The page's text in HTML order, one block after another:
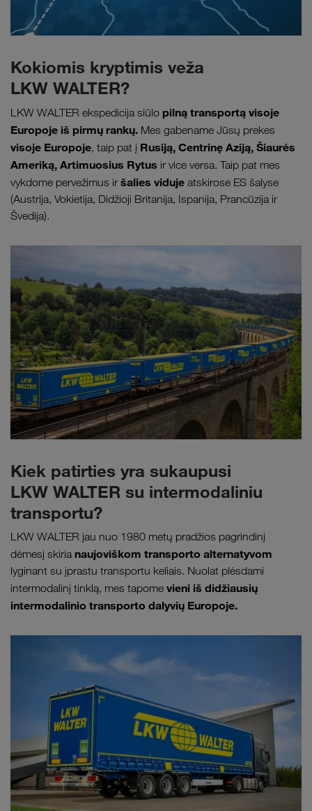
Kokiomis kryptimis veža
LKW WALTER?
LKW WALTER ekspedicija siūlo pilną transportą visoje
Europoje iš pirmų rankų. Mes gabename Jūsų prekes
visoje Europoje, taip pat į Rusiją, Centrinę Aziją, Šiaurės
Ameriką, Artimuosius Rytus ir vice versa. Taip pat mes
vykdome pervežimus ir šalies viduje atskirose ES šalyse
(Austrija, Vokietija, Didžioji Britanija, Ispanija, Prancūzija ir
Švedija).
Kiek patirties yra sukaupusi
LKW WALTER su intermodaliniu
transportu?
LKW WALTER jau nuo 1980 metų pradžios pagrindinį
dėmesį skiria naujoviškom transporto alternatyvom
lyginant su įprastu transportu keliais. Nuolat plėsdami
intermodalinį tinklą, mes tapome vieni iš didžiausių
intermodalinio transporto dalyvių Europoje.